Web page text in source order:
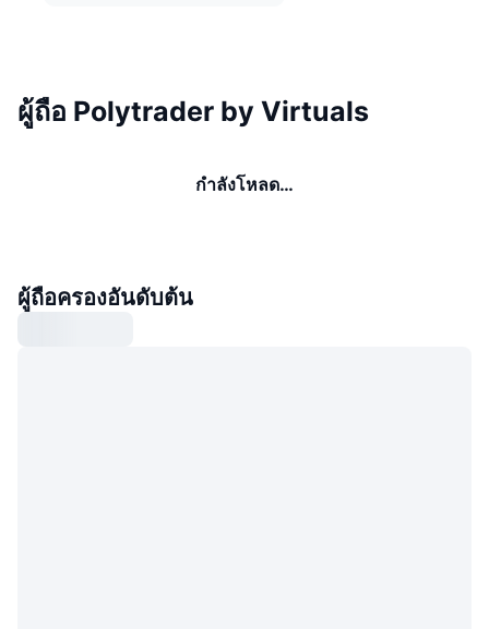
ผู้ถือ Polytrader by Virtuals
กำลังโหลด…
ผู้ถือครองอันดับต้น